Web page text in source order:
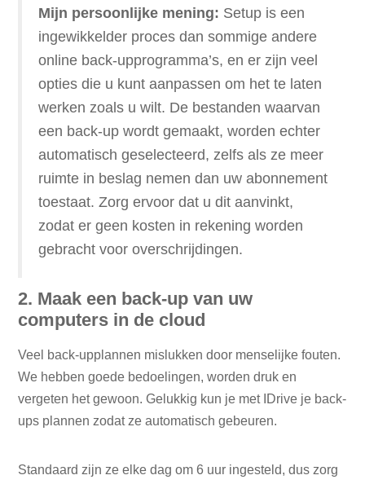
Mijn persoonlijke mening: Setup is een
ingewikkelder proces dan sommige andere
online back-upprogramma’s, en er zijn veel
opties die u kunt aanpassen om het te laten
werken zoals u wilt. De bestanden waarvan
een back-up wordt gemaakt, worden echter
automatisch geselecteerd, zelfs als ze meer
ruimte in beslag nemen dan uw abonnement
toestaat. Zorg ervoor dat u dit aanvinkt,
zodat er geen kosten in rekening worden
gebracht voor overschrijdingen.
2. Maak een back-up van uw
computers in de cloud
Veel back-upplannen mislukken door menselijke fouten.
We hebben goede bedoelingen, worden druk en
vergeten het gewoon. Gelukkig kun je met IDrive je back-
ups plannen zodat ze automatisch gebeuren.
Standaard zijn ze elke dag om 6 uur ingesteld, dus zorg